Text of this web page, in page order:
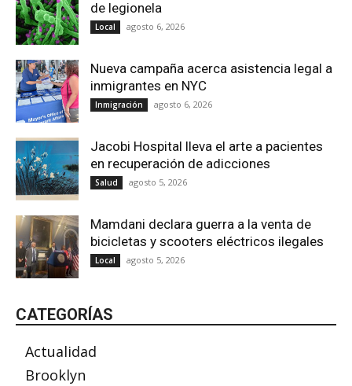
de legionela
Local agosto 6, 2026
Nueva campaña acerca asistencia legal a
inmigrantes en NYC
Inmigración agosto 6, 2026
Jacobi Hospital lleva el arte a pacientes
en recuperación de adicciones
Salud agosto 5, 2026
Mamdani declara guerra a la venta de
bicicletas y scooters eléctricos ilegales
Local agosto 5, 2026
CATEGORÍAS
Actualidad
Brooklyn